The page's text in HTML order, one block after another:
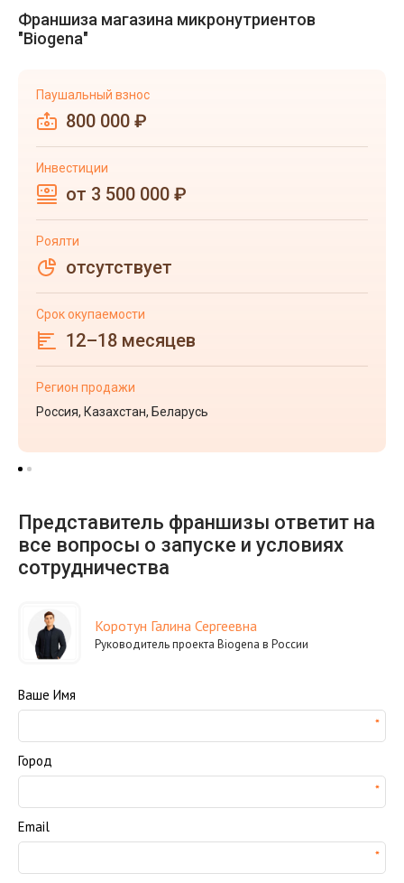
Франшиза магазина микронутриентов
"Biogena"
Паушальный взнос
800 000 ₽
Инвестиции
от 3 500 000 ₽
Роялти
отсутствует
Срок окупаемости
12–18 месяцев
Регион продажи
Россия, Казахстан, Беларусь
Представитель франшизы ответит на
все вопросы о запуске и условиях
сотрудничества
Коротун Галина Сергеевна
Руководитель проекта Biogena в России
Ваше Имя
Город
Email